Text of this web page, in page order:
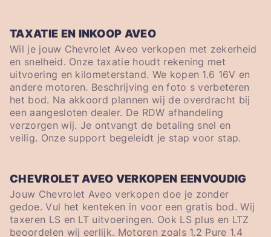
TAXATIE EN INKOOP AVEO
Wil je jouw Chevrolet Aveo verkopen met zekerheid
en snelheid. Onze taxatie houdt rekening met
uitvoering en kilometerstand. We kopen 1.6 16V en
andere motoren. Beschrijving en foto s verbeteren
het bod. Na akkoord plannen wij de overdracht bij
een aangesloten dealer. De RDW afhandeling
verzorgen wij. Je ontvangt de betaling snel en
veilig. Onze support begeleidt je stap voor stap.
CHEVROLET AVEO VERKOPEN EENVOUDIG
Jouw Chevrolet Aveo verkopen doe je zonder
gedoe. Vul het kenteken in voor een gratis bod. Wij
taxeren LS en LT uitvoeringen. Ook LS plus en LTZ
beoordelen wij eerlijk. Motoren zoals 1.2 Pure 1.4